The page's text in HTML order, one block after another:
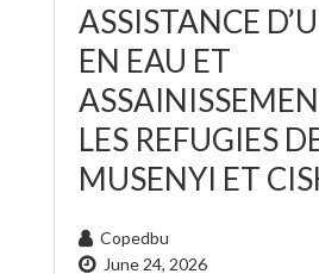
ASSISTANCE
EN EAU ET
LES REFUGIES
MUSENYI ET
Copedbu
June 24, 2026